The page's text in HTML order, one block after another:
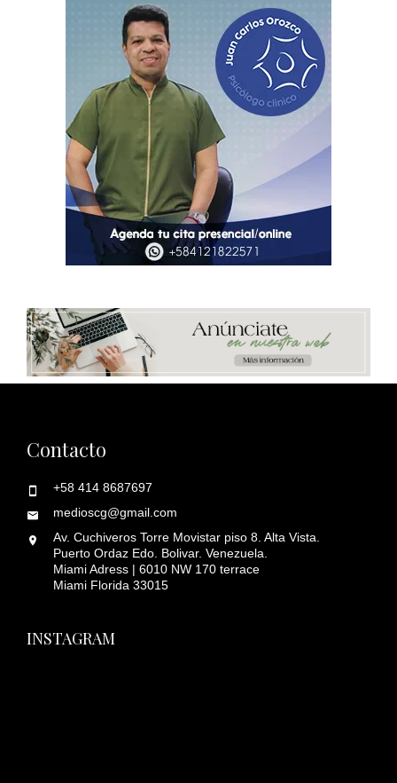
Contacto
+58 414 8687697
medioscg@gmail.com
Av. Cuchiveros Torre Movistar piso 8. Alta Vista.
Puerto Ordaz Edo. Bolivar. Venezuela.
Miami Adress | 6010 NW 170 terrace
Miami Florida 33015
INSTAGRAM